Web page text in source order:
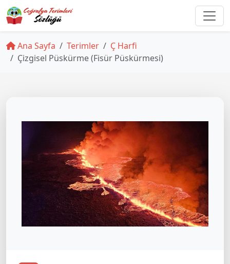
Ana Sayfa Terimler
Ç Harfi
Çizgisel Püskürme (Fisür Püskürmesi)